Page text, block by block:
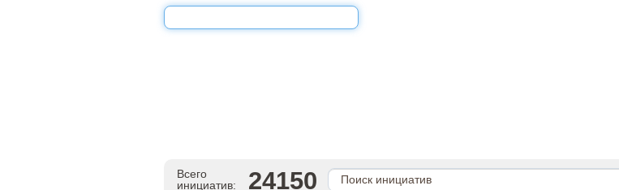
Всего
инициатив:
24150